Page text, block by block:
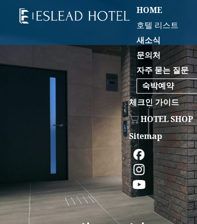
HOME
호텔 리스트
새소식
문의처
자주 묻는 질문
숙박예약
체크인 가이드
HOTEL SHOP
Sitemap